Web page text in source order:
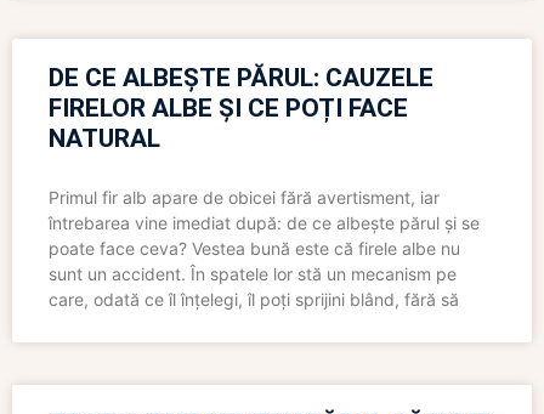
DE CE ALBEȘTE PĂRUL: CAUZELE
FIRELOR ALBE ȘI CE POȚI FACE
NATURAL
Primul fir alb apare de obicei fără avertisment, iar
întrebarea vine imediat după: de ce albește părul și se
poate face ceva? Vestea bună este că firele albe nu
sunt un accident. În spatele lor stă un mecanism pe
care, odată ce îl înțelegi, îl poți sprijini blând, fără să